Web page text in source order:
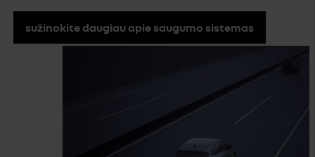
sužinokite daugiau apie saugumo sistemas